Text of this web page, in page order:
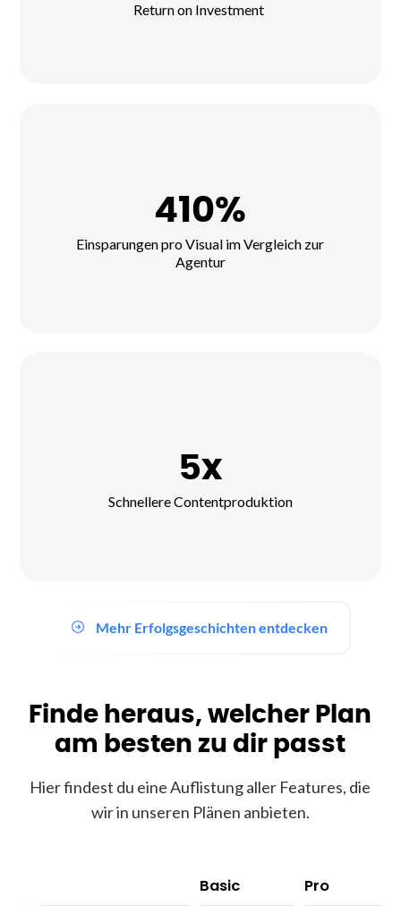
Return on Investment
410%
Einsparungen pro Visual im Vergleich zur
Agentur
5x
Schnellere Contentproduktion
Mehr Erfolgsgeschichten entdecken
Finde heraus, welcher Plan
am besten zu dir passt
Hier findest du eine Auflistung aller Features, die
wir in unseren Plänen anbieten.
Basic Pro